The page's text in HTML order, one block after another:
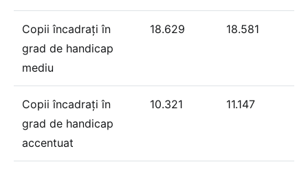
Copii încadraţi în
grad de handicap
mediu
18.629 18.581
Copii încadraţi în
grad de handicap
accentuat
10.321 11.147